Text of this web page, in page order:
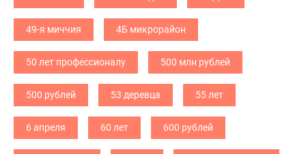
49-я миччия 4Б микрорайон
50 лет профессионалу 500 млн рублей
500 рублей 53 деревца 55 лет
6 апреля 60 лет 600 рублей